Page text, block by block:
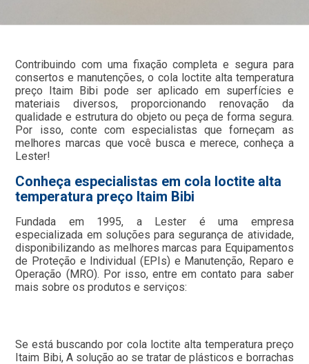
Contribuindo com uma fixação completa e segura para
consertos e manutenções, o cola loctite alta temperatura
preço Itaim Bibi pode ser aplicado em superfícies e
materiais diversos, proporcionando renovação da
qualidade e estrutura do objeto ou peça de forma segura.
Por isso, conte com especialistas que forneçam as
melhores marcas que você busca e merece, conheça a
Lester!
Conheça especialistas em cola loctite alta
temperatura preço Itaim Bibi
Fundada em 1995, a Lester é uma empresa
especializada em soluções para segurança de atividade,
disponibilizando as melhores marcas para Equipamentos
de Proteção e Individual (EPIs) e Manutenção, Reparo e
Operação (MRO). Por isso, entre em contato para saber
mais sobre os produtos e serviços:
Se está buscando por cola loctite alta temperatura preço
Itaim Bibi, A solução ao se tratar de plásticos e borrachas